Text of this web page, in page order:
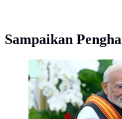
Sampaikan
Presiden Prabowo
Menteri India Narendra
Jakarta, Selasa, 7 Juli
Presiden).